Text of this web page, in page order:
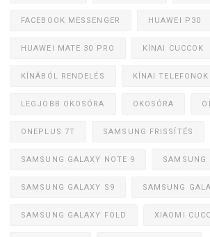
FACEBOOK MESSENGER HUAWEI P30
HUAWEI MATE 30 PRO KÍNAI CUCCOK
KÍNÁBÓL RENDELÉS KÍNAI TELEFONOK
LEGJOBB OKOSÓRA OKOSÓRA
ONEPLUS 7T SAMSUNG FRISSÍTÉS
SAMSUNG GALAXY NOTE 9 SAMSUNG
SAMSUNG GALAXY S9 SAMSUNG
SAMSUNG GALAXY FOLD XIAOMI